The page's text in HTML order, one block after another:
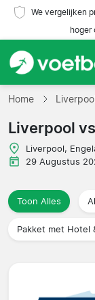
We vergelijken
hoger
Home
Teams
Competities
Reisorganisaties
Home
Liverpool
Liverpool,
29 Augustus
Toon Alles
Pakket met Hotel